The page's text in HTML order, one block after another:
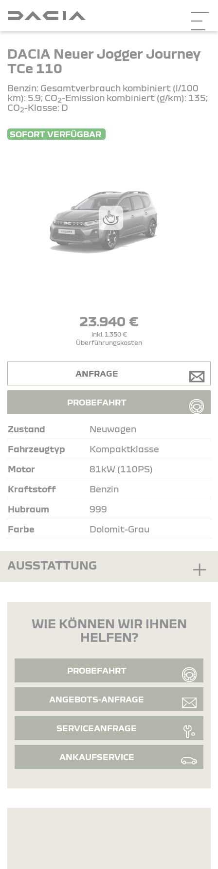
DACIA Neuer Jogger Journey
TCe 110
Benzin: Gesamtverbrauch kombiniert (l/100
km): 5.9; CO2-Emission kombiniert (g/km): 135;
CO2-Klasse: D
SOFORT VERFÜGBAR
23.940 €
inkl. 1.350 €
Überführungskosten
Zustand Neuwagen
Fahrzeugtyp Kompaktklasse
Motor 81kW (110PS)
Kraftstoff Benzin
Hubraum 999
Farbe Dolomit-Grau
ANFRAGE
PROBEFAHRT
AUSSTATTUNG
WIE KÖNNEN WIR IHNEN
HELFEN?
PROBEFAHRT
ANGEBOTS-ANFRAGE
SERVICEANFRAGE
ANKAUFSERVICE